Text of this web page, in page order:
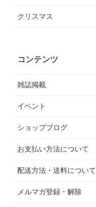
クリスマス
コンテンツ
雑誌掲載
イベント
ショップブログ
お支払い方法について
配送方法・送料について
メルマガ登録・解除